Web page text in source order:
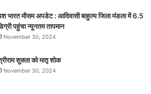
भारत मौसम अपडेट : आदिवासी बाहुल्य जिला मंडला में 6.5
पहुंचा न्यूनतम तापमान
November 30, 2024
शुक्ला को मातृ शोक
November 30, 2024